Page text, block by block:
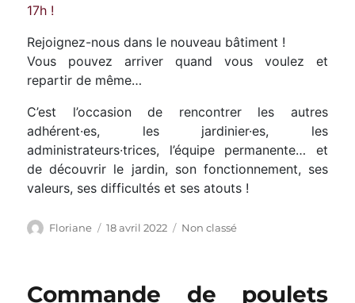
17h !
Rejoignez-nous dans le nouveau bâtiment !
Vous pouvez arriver quand vous voulez et
repartir de même…
C’est l’occasion de rencontrer les autres
adhérent·es, les jardinier·es, les
administrateurs·trices, l’équipe permanente… et
de découvrir le jardin, son fonctionnement, ses
valeurs, ses difficultés et ses atouts !
Auteur
Floriane
Publié
18 avril 2022 Catégories
Non classé
Commande de poulets